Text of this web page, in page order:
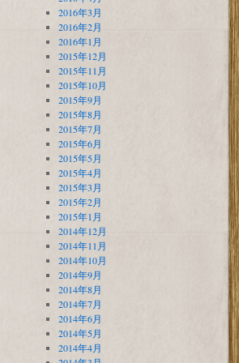
2016年3月
2016年2月
2016年1月
2015年12月
2015年11月
2015年10月
2015年9月
2015年8月
2015年7月
2015年6月
2015年5月
2015年4月
2015年3月
2015年2月
2015年1月
2014年12月
2014年11月
2014年10月
2014年9月
2014年8月
2014年7月
2014年6月
2014年5月
2014年4月